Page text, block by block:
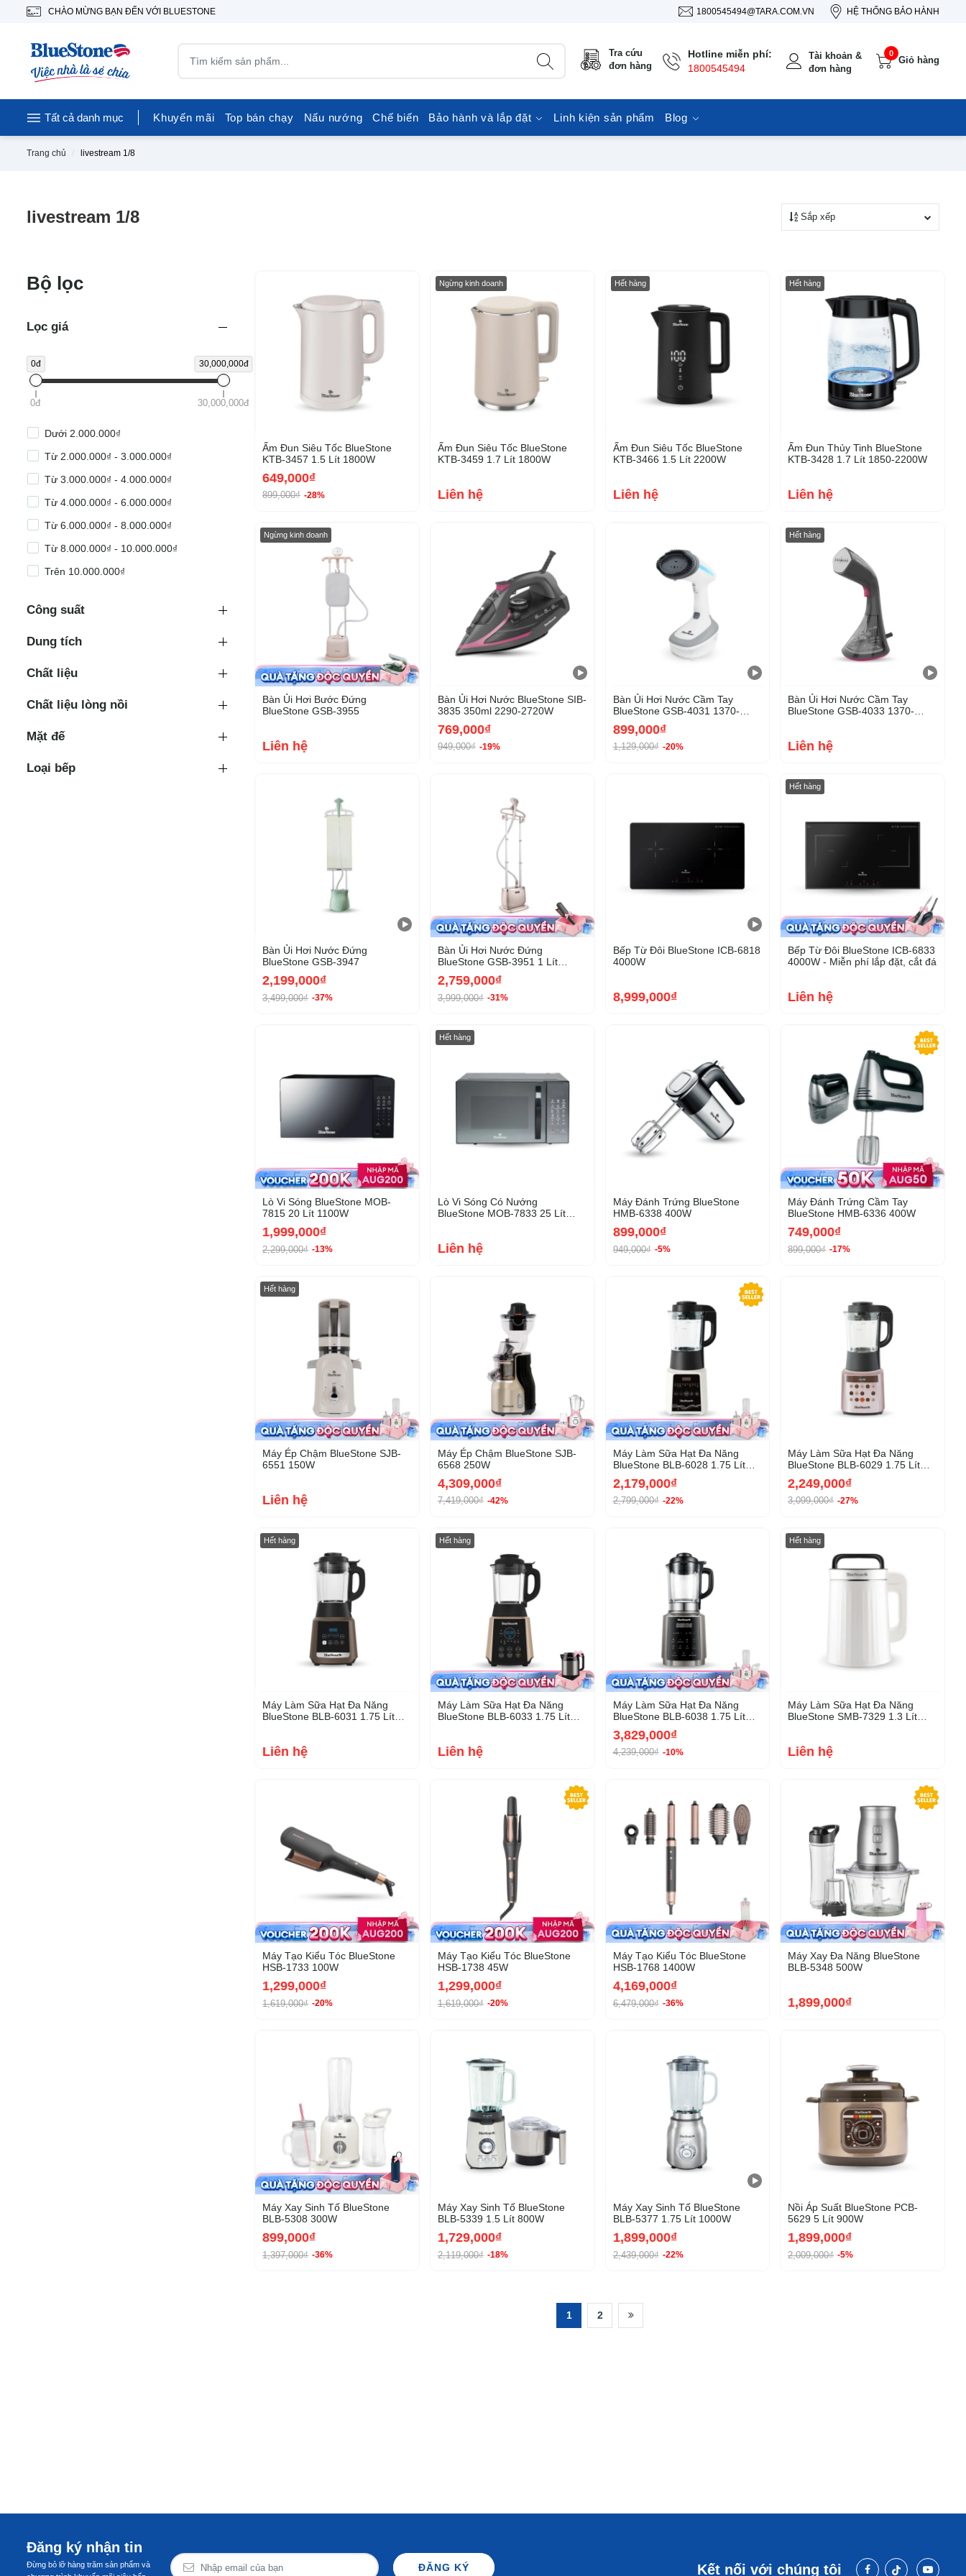
CHÀO MỪNG BẠN ĐẾN VỚI BLUESTONE 1800545494@TARA.COM.VN HỆ THỐNG BẢO HÀNH
Tra cứu
đơn hàng
Hotline miễn phí:
1800545494
Tài khoản &
đơn hàng
0
Giỏ hàng
Tất cả danh mục Khuyến mãi Top bán chạy Nấu nướng Chế biến Bảo hành và lắp đặt Linh kiện sản phẩm Blog
Trang chủ livestream 1/8
livestream 1/8 Sắp xếp
Bộ lọc
Lọc giá
0đ 30,000,000đ
0đ 30,000,000đ
Dưới 2.000.000₫
Từ 2.000.000₫ - 3.000.000₫
Từ 3.000.000₫ - 4.000.000₫
Từ 4.000.000₫ - 6.000.000₫
Từ 6.000.000₫ - 8.000.000₫
Từ 8.000.000₫ - 10.000.000₫
Trên 10.000.000₫
Công suất
Dung tích
Chất liệu
Chất liệu lòng nồi
Mặt đế
Loại bếp
Ấm Đun Siêu Tốc BlueStone
KTB-3457 1.5 Lít 1800W
649,000₫
899,000₫ -28%
Ngừng kinh doanh
Ấm Đun Siêu Tốc BlueStone
KTB-3459 1.7 Lít 1800W
Liên hệ
Hết hàng
Ấm Đun Siêu Tốc BlueStone
KTB-3466 1.5 Lít 2200W
Liên hệ
Hết hàng
Ấm Đun Thủy Tinh BlueStone
KTB-3428 1.7 Lít 1850-2200W
Liên hệ
Ngừng kinh doanh
Bàn Ủi Hơi Bước Đứng
BlueStone GSB-3955
Liên hệ
Bàn Ủi Hơi Nước BlueStone SIB-
3835 350ml 2290-2720W
769,000₫
949,000₫ -19%
Bàn Ủi Hơi Nước Cầm Tay
BlueStone GSB-4031 1370-
899,000₫
1,129,000₫ -20%
Hết hàng
Bàn Ủi Hơi Nước Cầm Tay
BlueStone GSB-4033 1370-
Liên hệ
Bàn Ủi Hơi Nước Đứng
BlueStone GSB-3947
2,199,000₫
3,499,000₫ -37%
Bàn Ủi Hơi Nước Đứng
BlueStone GSB-3951 1 Lít
1900W
2,759,000₫
3,999,000₫ -31%
Bếp Từ Đôi BlueStone ICB-6818
4000W
8,999,000₫
Hết hàng
Bếp Từ Đôi BlueStone ICB-6833
4000W - Miễn phí lắp đặt, cắt đá
Liên hệ
Lò Vi Sóng BlueStone MOB-
7815 20 Lít 1100W
1,999,000₫
2,299,000₫ -13%
Hết hàng
Lò Vi Sóng Có Nướng
BlueStone MOB-7833 25 Lít
Liên hệ
Máy Đánh Trứng BlueStone
HMB-6338 400W
899,000₫
949,000₫ -5%
Máy Đánh Trứng Cầm Tay
BlueStone HMB-6336 400W
749,000₫
899,000₫ -17%
Hết hàng
Máy Ép Chậm BlueStone SJB-
6551 150W
Liên hệ
Máy Ép Chậm BlueStone SJB-
6568 250W
4,309,000₫
7,419,000₫ -42%
Máy Làm Sữa Hạt Đa Năng
BlueStone BLB-6028 1.75 Lít
2,179,000₫
2,799,000₫ -22%
Máy Làm Sữa Hạt Đa Năng
BlueStone BLB-6029 1.75 Lít
2,249,000₫
3,099,000₫ -27%
Hết hàng
Máy Làm Sữa Hạt Đa Năng
BlueStone BLB-6031 1.75 Lít
Liên hệ
Hết hàng
Máy Làm Sữa Hạt Đa Năng
BlueStone BLB-6033 1.75 Lít
Liên hệ
Máy Làm Sữa Hạt Đa Năng
BlueStone BLB-6038 1.75 Lít
3,829,000₫
4,239,000₫ -10%
Hết hàng
Máy Làm Sữa Hạt Đa Năng
BlueStone SMB-7329 1.3 Lít
Liên hệ
Máy Tạo Kiểu Tóc BlueStone
HSB-1733 100W
1,299,000₫
1,619,000₫ -20%
Máy Tạo Kiểu Tóc BlueStone
HSB-1738 45W
1,299,000₫
1,619,000₫ -20%
Máy Tạo Kiểu Tóc BlueStone
HSB-1768 1400W
4,169,000₫
6,479,000₫ -36%
Máy Xay Đa Năng BlueStone
BLB-5348 500W
1,899,000₫
Máy Xay Sinh Tố BlueStone
BLB-5308 300W
899,000₫
1,397,000₫ -36%
Máy Xay Sinh Tố BlueStone
BLB-5339 1.5 Lít 800W
1,729,000₫
2,119,000₫ -18%
Máy Xay Sinh Tố BlueStone
BLB-5377 1.75 Lít 1000W
1,899,000₫
2,439,000₫ -22%
Nồi Áp Suất BlueStone PCB-
5629 5 Lít 900W
1,899,000₫
2,009,000₫ -5%
1 2
Đăng ký nhận tin
Đừng bỏ lỡ hàng trăm sản phẩm và
ĐĂNG KÝ Kết nối với chúng tôi